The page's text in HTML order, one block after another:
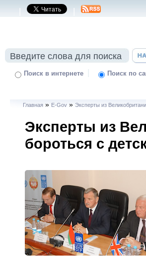
| |
Поиск в интернете | Поиск по
Главная » E-Gov » Эксперты из
Эксперты из
бороться с